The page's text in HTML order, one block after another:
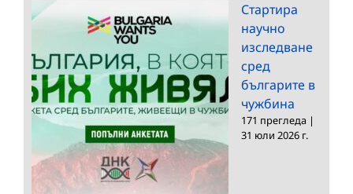
Стартира
научно
изследване
сред
българите в
чужбина
171 прегледа |
31 юли 2026 г.